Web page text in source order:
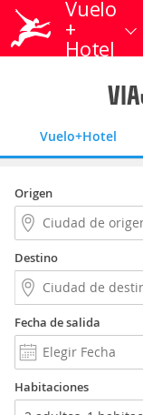
Vuelo
+
Hotel
Vuelo+Hotel
Origen
Destino
Fecha de salida
Habitaciones